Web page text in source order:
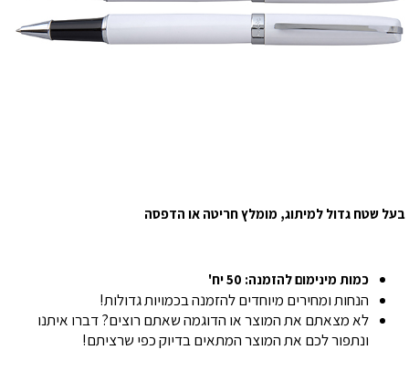
בעל שטח גדול למיתוג, מומלץ חריטה או הדפסה
כמות מינימום להזמנה: 50 יח'
הנחות ומחירים מיוחדים להזמנה בכמויות גדולות!
לא מצאתם את המוצר או הדוגמה שאתם רוצים? דברו איתנו
ונתפור לכם את המוצר המתאים בדיוק כפי שרציתם!